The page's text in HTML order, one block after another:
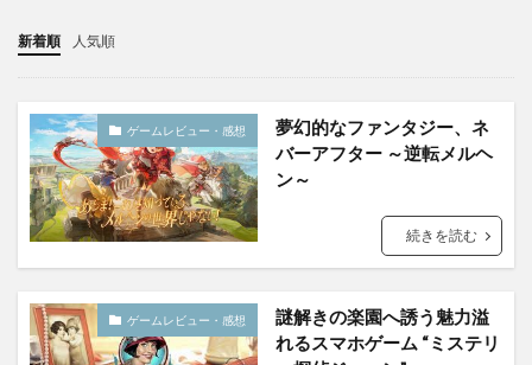
新着順 人気順
ゲームレビュー・感想
夢幻的なファンタジー、ネ
バーアフター ～逆転メルヘ
ン～
続きを読む
ゲームレビュー・感想
謎解きの楽園へ誘う魅力溢
れるスマホゲーム “ミステリ